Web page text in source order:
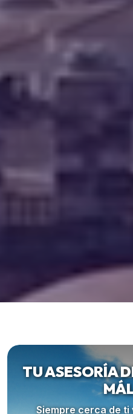
TU ASESORÍA
Siempre cerca de ti